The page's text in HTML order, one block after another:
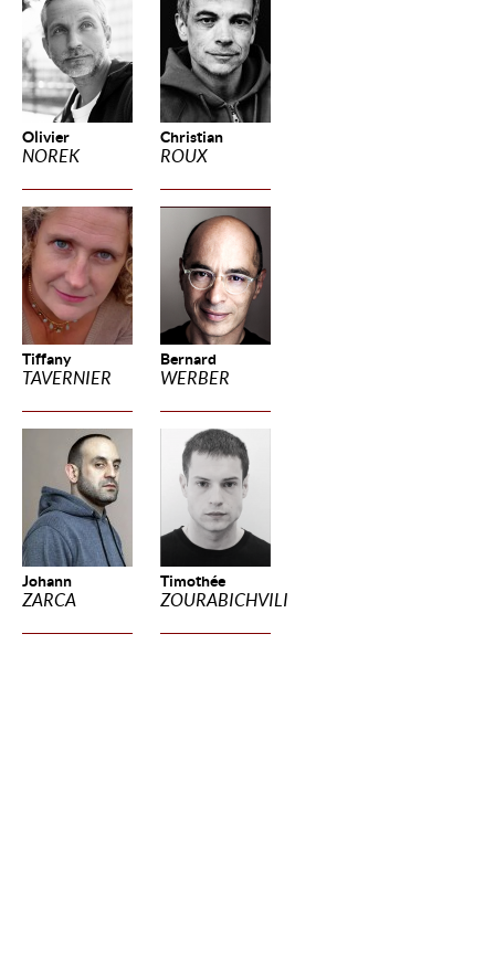
Olivier
NOREK
Christian
ROUX
Tiffany
TAVERNIER
Bernard
WERBER
Johann
ZARCA
Timothée
ZOURABICHVILI